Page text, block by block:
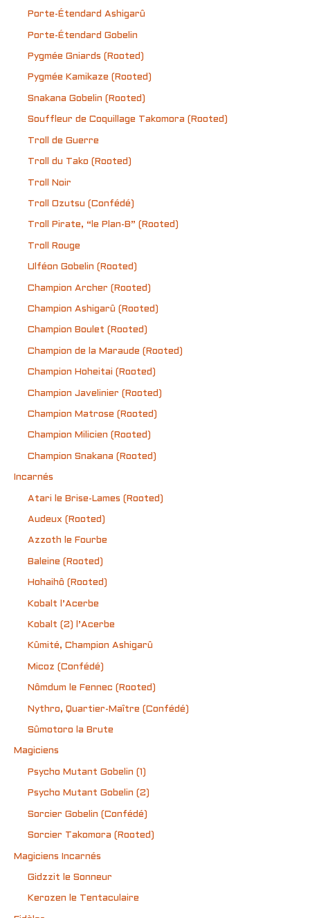
Porte-Étendard Ashigarû
Porte-Étendard Gobelin
Pygmée Gniards (Rooted)
Pygmée Kamikaze (Rooted)
Snakana Gobelin (Rooted)
Souffleur de Coquillage Takomora (Rooted)
Troll de Guerre
Troll du Tako (Rooted)
Troll Noir
Troll Ozutsu (Confédé)
Troll Pirate, “le Plan-B” (Rooted)
Troll Rouge
Ulféon Gobelin (Rooted)
Champion Archer (Rooted)
Champion Ashigarû (Rooted)
Champion Boulet (Rooted)
Champion de la Maraude (Rooted)
Champion Hoheitai (Rooted)
Champion Javelinier (Rooted)
Champion Matrose (Rooted)
Champion Milicien (Rooted)
Champion Snakana (Rooted)
Incarnés
Atari le Brise-Lames (Rooted)
Audeux (Rooted)
Azzoth le Fourbe
Baleine (Rooted)
Hohaihô (Rooted)
Kobalt l’Acerbe
Kobalt (2) l’Acerbe
Kûmité, Champion Ashigarû
Micoz (Confédé)
Nômdum le Fennec (Rooted)
Nythro, Quartier-Maître (Confédé)
Sûmotoro la Brute
Magiciens
Psycho Mutant Gobelin (1)
Psycho Mutant Gobelin (2)
Sorcier Gobelin (Confédé)
Sorcier Takomora (Rooted)
Magiciens Incarnés
Gidzzit le Sonneur
Kerozen le Tentaculaire